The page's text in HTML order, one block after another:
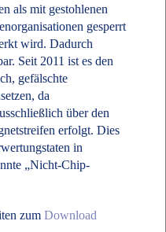
als mit gestohlenen
gesperrt
wird. Dadurch
Seit 2011 ist es den
gefälschte
da
über den
erfolgt. Dies
in
„Nicht-Chip-
zum Download